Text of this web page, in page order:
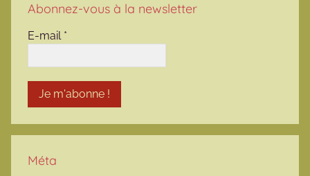
Abonnez-vous à la newsletter
E-mail *
Méta